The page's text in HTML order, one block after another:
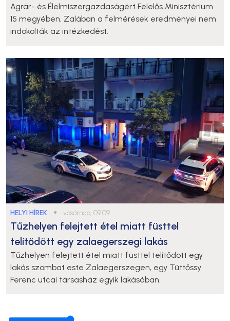
Agrár- és Élelmiszergazdaságért Felelős Minisztérium
15 megyében. Zalában a felmérések eredményei nem
indokolták az intézkedést.
HELYI HÍREK ● vasárnap, 09:09
Tűzhelyen felejtett étel miatt füsttel
telítődött egy zalaegerszegi lakás
Tűzhelyen felejtett étel miatt füsttel telítődött egy
lakás szombat este Zalaegerszegen, egy Tüttőssy
Ferenc utcai társasház egyik lakásában.